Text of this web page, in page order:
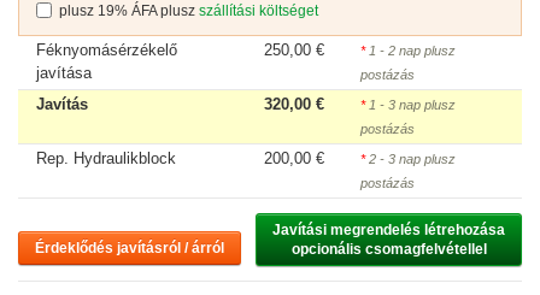
plusz 19% ÁFA plusz szállítási költséget
Féknyomásérzékelő
javítása
250,00 € *1 - 2 nap plusz
postázás
Javítás 320,00 € *1 - 3 nap plusz
postázás
Rep. Hydraulikblock 200,00 € *2 - 3 nap plusz
postázás
Érdeklődés javításról / árról
Javítási megrendelés létrehozása
opcionális csomagfelvétellel